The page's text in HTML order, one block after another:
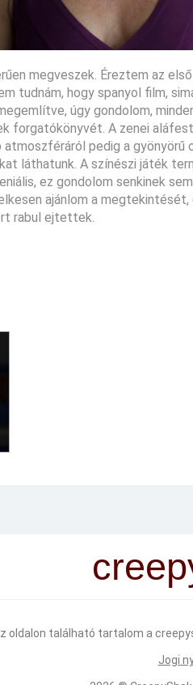
megveszek. Éreztem az
tudnám, hogy spanyol film,
úgy gondolom,
forgatókönyvét. A zenei
pedig a
láthatunk. A színészi játék
ez gondolom senkinek
ajánlom a
rabul ejtettek.
oldalon található tartalom a
Jogi